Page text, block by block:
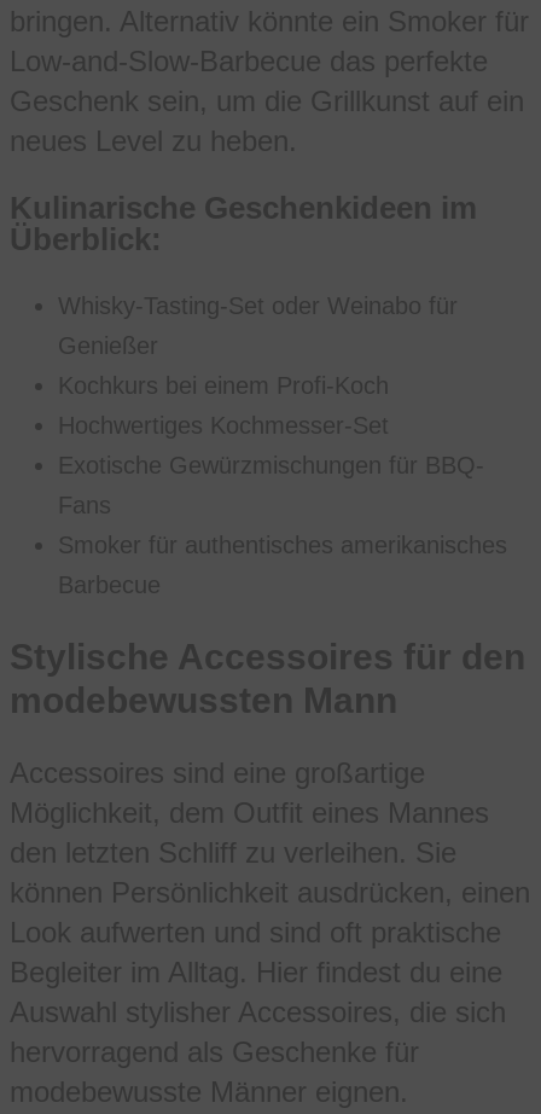
bringen. Alternativ könnte ein Smoker für
Low-and-Slow-Barbecue das perfekte
Geschenk sein, um die Grillkunst auf ein
neues Level zu heben.
Kulinarische Geschenkideen im
Überblick:
Whisky-Tasting-Set oder Weinabo für
Genießer
Kochkurs bei einem Profi-Koch
Hochwertiges Kochmesser-Set
Exotische Gewürzmischungen für BBQ-
Fans
Smoker für authentisches amerikanisches
Barbecue
Stylische Accessoires für den
modebewussten Mann
Accessoires sind eine großartige
Möglichkeit, dem Outfit eines Mannes
den letzten Schliff zu verleihen. Sie
können Persönlichkeit ausdrücken, einen
Look aufwerten und sind oft praktische
Begleiter im Alltag. Hier findest du eine
Auswahl stylisher Accessoires, die sich
hervorragend als Geschenke für
modebewusste Männer eignen.